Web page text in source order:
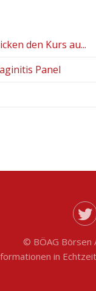
den Kurs au...
Panel
© BÖAG Börsen
in